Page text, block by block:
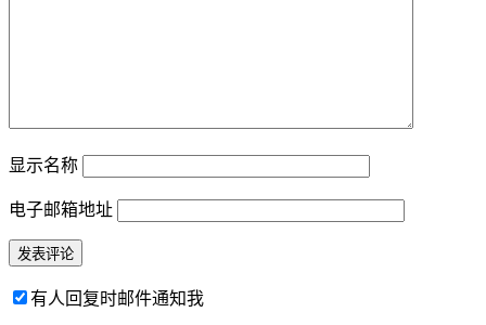
显示名称
电子邮箱地址
有人回复时邮件通知我